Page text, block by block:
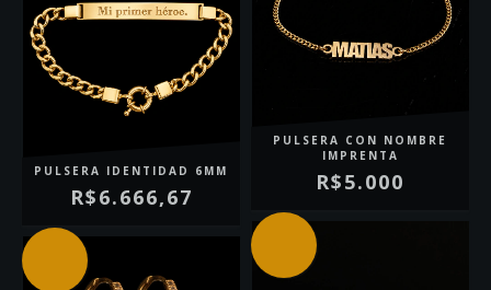
PULSERA IDENTIDAD 6MM
R$6.666,67
PULSERA CON NOMBRE
IMPRENTA
R$5.000